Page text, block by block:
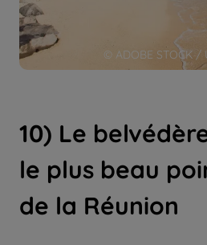
© ADOBE STOCK /
10) Le
le plus beau
de la Réunion